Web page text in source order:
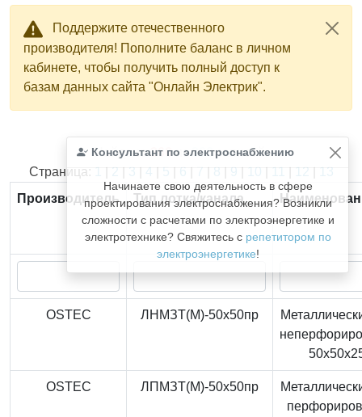
Поддержите отечественного
производителя! Пополните баланс в личном
кабинете, чтобы получить полный доступ к
базам данных сайта "Онлайн Электрик".
Консультант по электроснабжению
Начинаете свою деятельность в сфере
проектирования электроснабжения? Возникли
сложности с расчетами по электроэнергетике и
электротехнике? Свяжитесь с репетитором по
электроэнергетике!
Найдено366из366записей.
Страница: 1 | 2 | 3 | 4 | 5 | 6 | 7 | 8 | 9 | 10 | 11 | 12 | 13
Производитель
Тип лотка/канала
OSTEC ЛНМЗТ(М)-50x50пр
OSTEC ЛПМЗТ(М)-50x50пр